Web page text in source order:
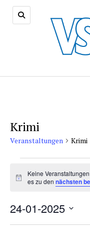
Krimi
Veranstaltungen Krimi
for
2025
Hinweis
Keine
es zu dennächsten
24-01-2025
Datum